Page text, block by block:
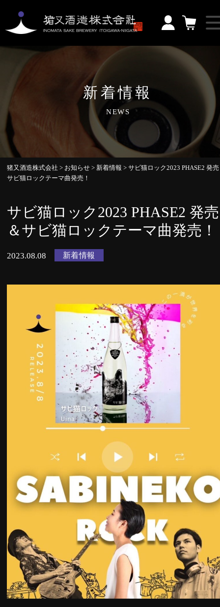
新着情報
NEWS
猪又酒造株式会社 > お知らせ > 新着情報 >サビ猫ロック2023 PHASE2 発
サビ猫ロックテーマ曲発売！
サビ猫ロック2023 PHASE2 発売
＆サビ猫ロックテーマ曲発売！
2023.08.08 新着情報